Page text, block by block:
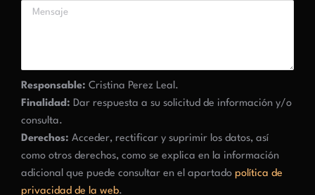
Responsable: Cristina Perez Leal.
Finalidad: Dar respuesta a su solicitud de información y/o
consulta.
Derechos: Acceder, rectificar y suprimir los datos, así
como otros derechos, como se explica en la información
adicional que puede consultar en el apartado política de
privacidad de la web.